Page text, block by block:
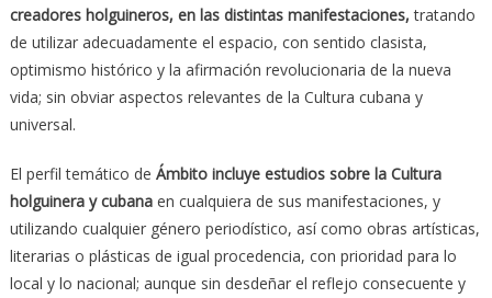
creadores holguineros, en las distintas manifestaciones, tratando
de utilizar adecuadamente el espacio, con sentido clasista,
optimismo histórico y la afirmación revolucionaria de la nueva
vida; sin obviar aspectos relevantes de la Cultura cubana y
universal.
El perfil temático de Ámbito incluye estudios sobre la Cultura
holguinera y cubanaen cualquiera de sus manifestaciones, y
utilizando cualquier género periodístico, así como obras artísticas,
literarias o plásticas de igual procedencia, con prioridad para lo
local y lo nacional; aunque sin desdeñar el reflejo consecuente y